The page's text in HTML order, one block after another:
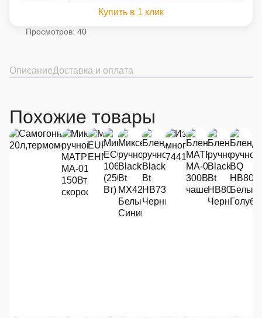
Купить в 1 клик
Просмотров: 40
ОписаниеДоставка и оплата
Похожие товары